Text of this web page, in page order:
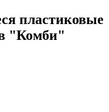
пластиковые
"Комби"